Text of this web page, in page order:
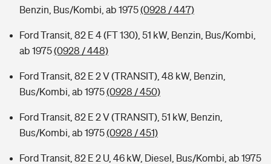
Benzin, Bus/Kombi, ab 1975(0928 / 447)
Ford Transit, 82 E 4 (FT 130), 51 kW, Benzin, Bus/Kombi,
ab 1975(0928 / 448)
Ford Transit, 82 E 2 V (TRANSIT), 48 kW, Benzin,
Bus/Kombi, ab 1975(0928 / 450)
Ford Transit, 82 E 2 V (TRANSIT), 51 kW, Benzin,
Bus/Kombi, ab 1975(0928 / 451)
Ford Transit, 82 E 2 U, 46 kW, Diesel, Bus/Kombi, ab 1975